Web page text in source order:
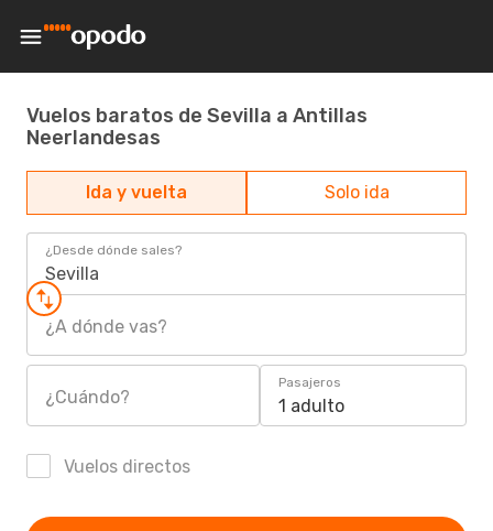
Vuelos baratos de Sevilla a Antillas
Neerlandesas
Ida y vuelta Solo ida
¿Desde dónde sales?
Sevilla
¿A dónde vas?
¿Cuándo?
Pasajeros
1 adulto
Vuelos directos